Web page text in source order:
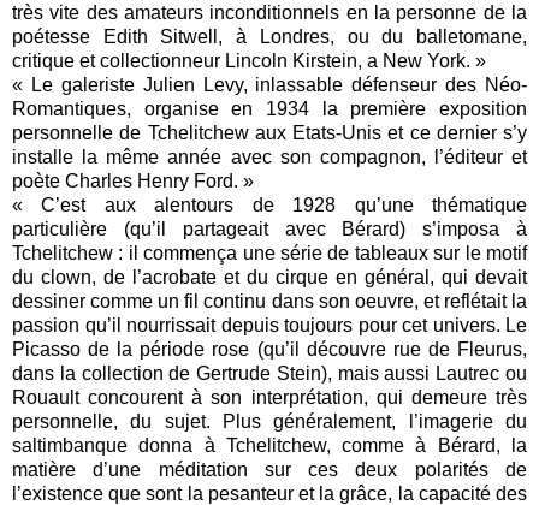
très vite des amateurs inconditionnels en la personne de la
poétesse Edith Sitwell, à Londres, ou du balletomane,
critique et collectionneur Lincoln Kirstein, a New York. »
« Le galeriste Julien Levy, inlassable défenseur des Néo-
Romantiques, organise en 1934 la première exposition
personnelle de Tchelitchew aux Etats-Unis et ce dernier s’y
installe la même année avec son compagnon, l’éditeur et
poète Charles Henry Ford. »
« C’est aux alentours de 1928 qu’une thématique
particulière (qu’il partageait avec Bérard) s’imposa à
Tchelitchew : il commença une série de tableaux sur le motif
du clown, de l’acrobate et du cirque en général, qui devait
dessiner comme un fil continu dans son oeuvre, et reflétait la
passion qu’il nourrissait depuis toujours pour cet univers. Le
Picasso de la période rose (qu’il découvre rue de Fleurus,
dans la collection de Gertrude Stein), mais aussi Lautrec ou
Rouault concourent à son interprétation, qui demeure très
personnelle, du sujet. Plus généralement, l’imagerie du
saltimbanque donna à Tchelitchew, comme à Bérard, la
matière d’une méditation sur ces deux polarités de
l’existence que sont la pesanteur et la grâce, la capacité des